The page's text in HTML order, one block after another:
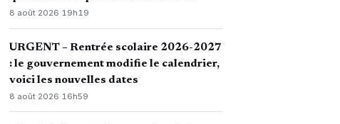
8 août 2026·19h19
URGENT – Rentrée scolaire 2026-2027
: le gouvernement modifie le calendrier,
voici les nouvelles dates
8 août 2026· 16h59